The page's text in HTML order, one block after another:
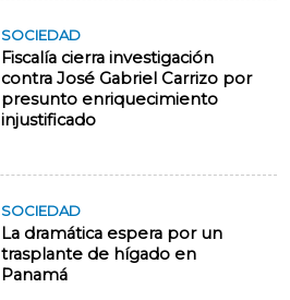
SOCIEDAD
Fiscalía cierra investigación
contra José Gabriel Carrizo por
presunto enriquecimiento
injustificado
SOCIEDAD
La dramática espera por un
trasplante de hígado en
Panamá